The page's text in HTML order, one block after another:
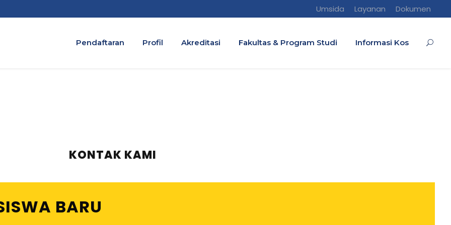
Umsida Layanan Dokumen
Pendaftaran Profil Akreditasi Fakultas & Program Studi Informasi Kos
KONTAK KAMI
BARU